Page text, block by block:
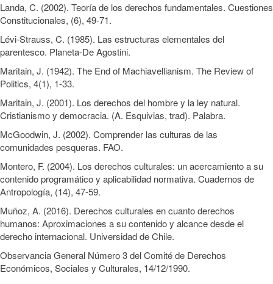
Landa, C. (2002). Teoría de los derechos fundamentales. Cuestiones
Constitucionales, (6), 49-71.
Lévi-Strauss, C. (1985). Las estructuras elementales del
parentesco. Planeta-De Agostini.
Maritain, J. (1942). The End of Machiavellianism. The Review of
Politics, 4(1), 1-33.
Maritain, J. (2001). Los derechos del hombre y la ley natural.
Cristianismo y democracia. (A. Esquivias, trad). Palabra.
McGoodwin, J. (2002). Comprender las culturas de las
comunidades pesqueras. FAO.
Montero, F. (2004). Los derechos culturales: un acercamiento a su
contenido programático y aplicabilidad normativa. Cuadernos de
Antropología, (14), 47-59.
Muñoz, A. (2016). Derechos culturales en cuanto derechos
humanos: Aproximaciones a su contenido y alcance desde el
derecho internacional. Universidad de Chile.
Observancia General Número 3 del Comité de Derechos
Económicos, Sociales y Culturales, 14/12/1990.